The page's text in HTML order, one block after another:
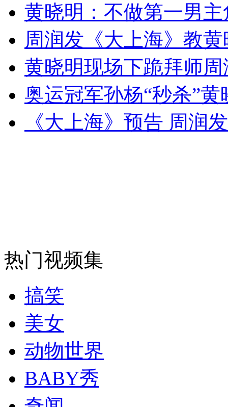
外交部：反对强权政治霸凌主义
外交部：有关国家言论片面不公正
安徽一实载49人客车翻车
司机酒驾遇交警 急速倒车逃窜
黄晓明：不做第一男
周润发《大上海》教
黄晓明现场下跪拜师周
奥运冠军孙杨“秒杀”黄
《大上海》预告 周润
热门视频集
搞笑
美女
动物世界
BABY秀